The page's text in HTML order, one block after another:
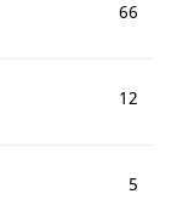
66
12
5